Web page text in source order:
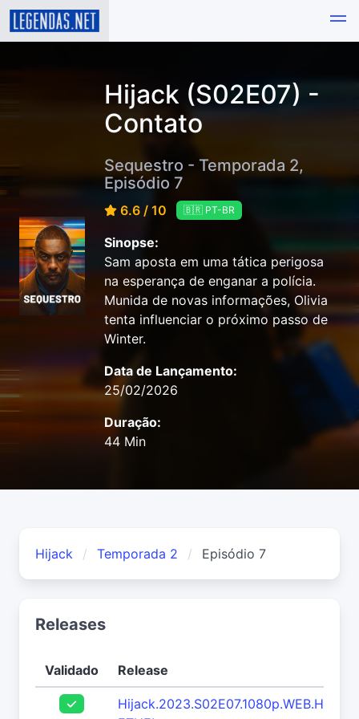
Hijack (S02E07) -
Contato
Sequestro - Temporada 2,
Episódio 7
6.6 / 10 🇧🇷 PT-BR
Sinopse:
Sam aposta em uma tática perigosa
na esperança de enganar a polícia.
Munida de novas informações, Olivia
tenta influenciar o próximo passo de
Winter.
Data de Lançamento:
25/02/2026
Duração:
44 Min
Hijack Temporada 2 Episódio 7
Releases
Validado Release
Hijack.2023.S02E07.1080p.WEB.H264-